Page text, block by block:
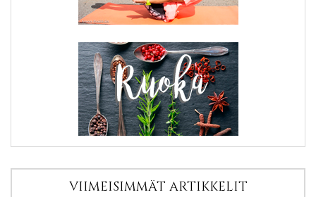
VIIMEISIMMÄT ARTIKKELIT